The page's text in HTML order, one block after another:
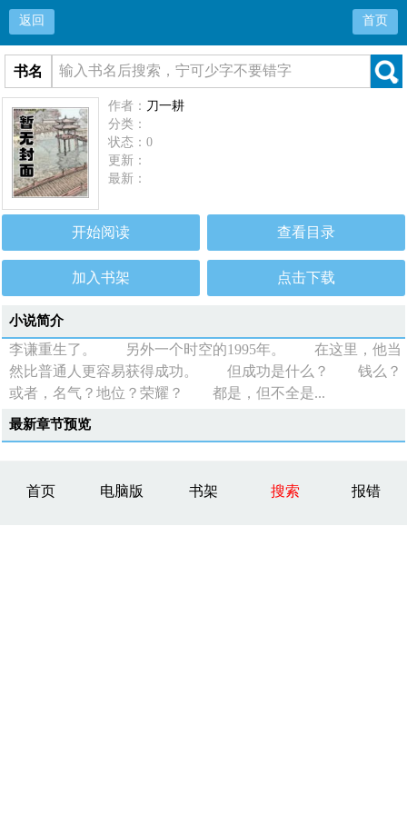
返回 首页
书名
作者： 刀一耕
分类：
状态：0
更新：
最新：
开始阅读 查看目录
加入书架 点击下载
小说简介
李谦重生了。 另外一个时空的1995年。 在这里，他当
然比普通人更容易获得成功。 但成功是什么？ 钱么？
或者，名气？地位？荣耀？ 都是，但不全是...
最新章节预览
首页 电脑版 书架 搜索 报错